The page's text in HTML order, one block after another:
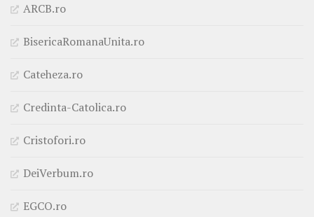
ARCB.ro
BisericaRomanaUnita.ro
Cateheza.ro
Credinta-Catolica.ro
Cristofori.ro
DeiVerbum.ro
EGCO.ro